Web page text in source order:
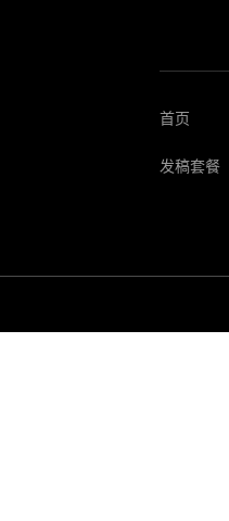
首页
发稿套餐